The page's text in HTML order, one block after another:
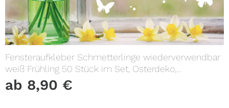
Fensteraufkleber Schmetterlinge wiederverwendbar
weiß Frühling 50 Stück im Set, Osterdeko,
Frühlingsdeko
ab 8,90 €